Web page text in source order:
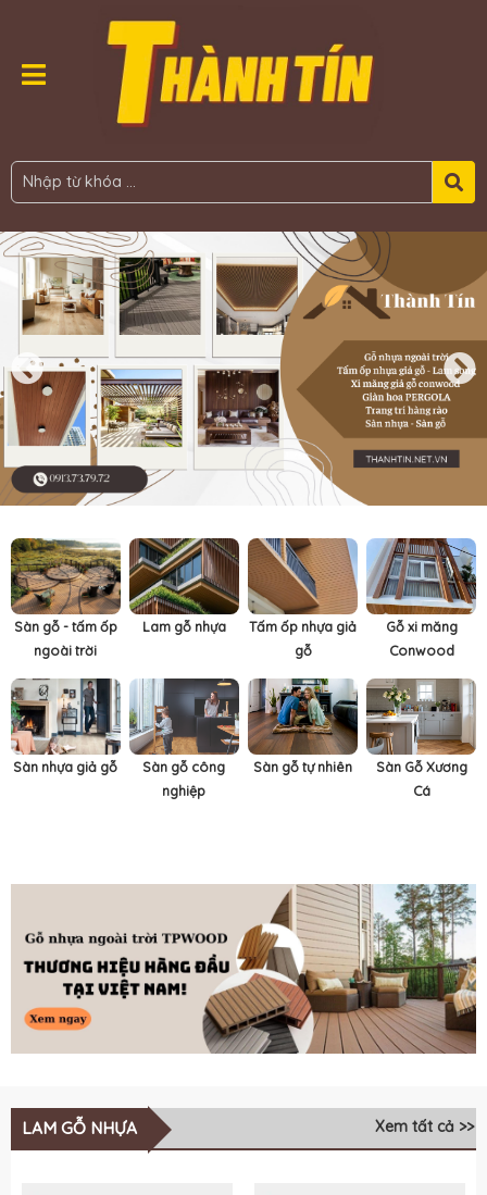
Sàn gỗ - tấm ốp
ngoài trời
Lam gỗ nhựa
Tấm ốp nhựa giả
gỗ
Gỗ xi măng
Conwood
Sàn nhựa giả gỗ
Sàn gỗ công
nghiệp
Sàn gỗ tự nhiên
Sàn Gỗ Xương
Cá
LAM GỖ NHỰA Xem tất cả >>